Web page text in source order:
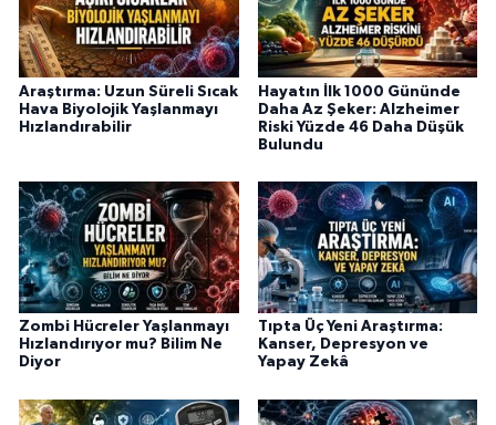
Araştırma: Uzun Süreli Sıcak
Hava Biyolojik Yaşlanmayı
Hızlandırabilir
Hayatın İlk 1000 Gününde
Daha Az Şeker: Alzheimer
Riski Yüzde 46 Daha Düşük
Bulundu
Zombi Hücreler Yaşlanmayı
Hızlandırıyor mu? Bilim Ne
Diyor
Tıpta Üç Yeni Araştırma:
Kanser, Depresyon ve
Yapay Zekâ